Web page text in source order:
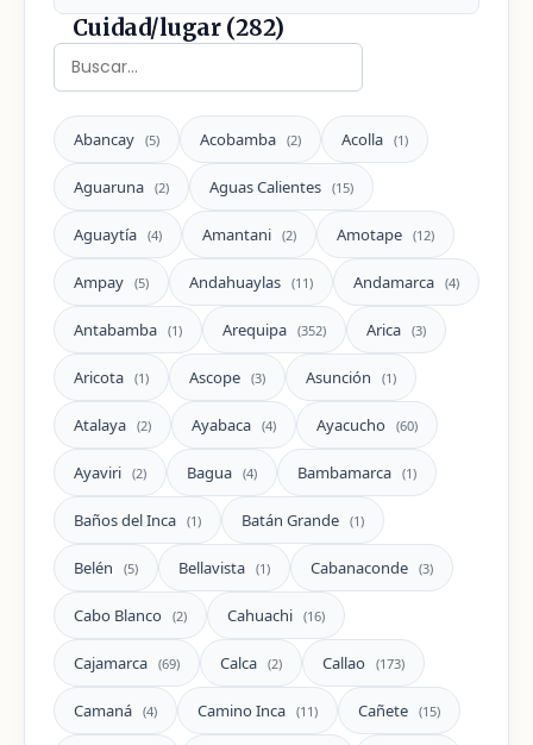
Cuidad/lugar (282)
Abancay (5) Acobamba (2) Acolla (1)
Aguaruna (2) Aguas Calientes (15)
Aguaytía (4) Amantani (2) Amotape (12)
Ampay (5) Andahuaylas (11) Andamarca (4)
Antabamba (1) Arequipa (352) Arica (3)
Aricota (1) Ascope (3) Asunción (1)
Atalaya (2) Ayabaca (4) Ayacucho (60)
Ayaviri (2) Bagua (4) Bambamarca (1)
Baños del Inca (1) Batán Grande (1)
Belén (5) Bellavista (1) Cabanaconde (3)
Cabo Blanco (2) Cahuachi (16)
Cajamarca (69) Calca (2) Callao (173)
Camaná (4) Camino Inca (11) Cañete (15)